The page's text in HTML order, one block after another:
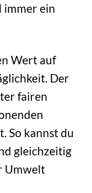
immer ein
Wert auf
Der
fairen
So kannst du
gleichzeitig
Umwelt